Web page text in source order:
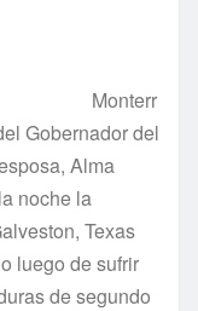
Monterr
Gobernador del
Alma
noche la
Texas
luego de sufrir
de segundo